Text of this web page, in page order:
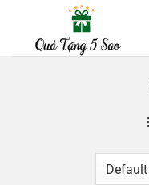
content